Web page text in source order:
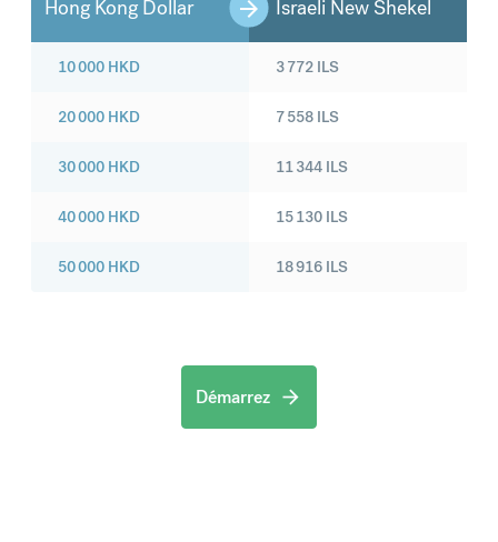
Hong Kong Dollar Israeli New Shekel
10 000 HKD
20 000 HKD
30 000 HKD
40 000 HKD
50 000 HKD
3 772 ILS
7 558 ILS
11 344 ILS
15 130 ILS
18 916 ILS
Démarrez